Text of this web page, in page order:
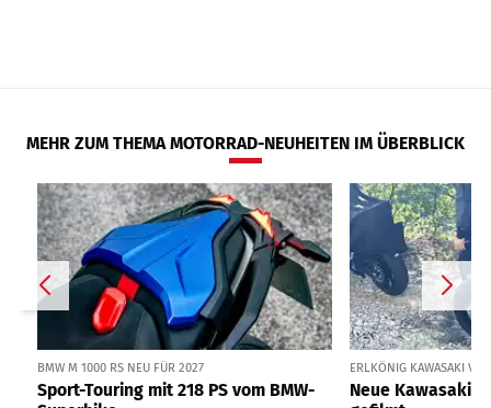
MEHR ZUM THEMA MOTORRAD-NEUHEITEN IM ÜBERBLICK
BMW M 1000 RS NEU FÜR 2027
Sport-Touring mit 218 PS vom BMW-
ERLKÖNIG KAWASAKI
Neue Kawasaki